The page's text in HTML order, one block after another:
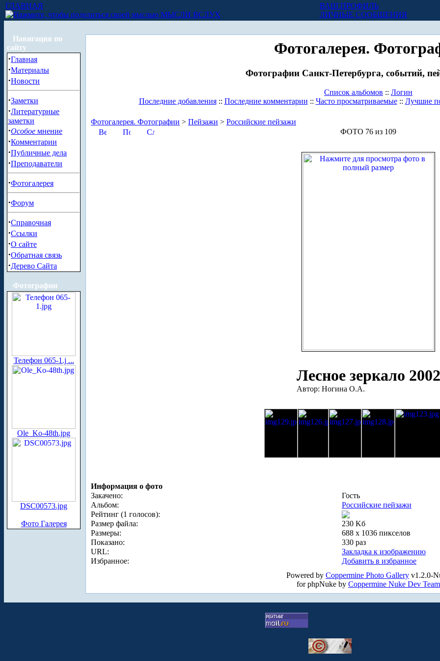
ГЛАВНАЯ
МЫСЛИ ВСЛУХ
ВАШ ПРОФИЛЬ
ЛИЧНЫЕ СООБЩЕНИЯ
Навигация по
сайту
·Главная
·Материалы
·Новости
·Заметки
·Литературные
заметки
·Особое мнение
·Комментарии
·Публичные дела
·Преподаватели
·Фотогалерея
·Форум
·Справочная
·Ссылки
·О сайте
·Обратная связь
·Дерево Сайта
Фотографии
Телефон 065-1.j ...
Ole_Ko-48th.jpg
DSC00573.jpg
Фото Галерея
Фотогалерея.
Фотографии Санкт-Петербурга, событий,
Список альбомов :: Логин
Последние добавления:: Последние комментарии :: Часто просматриваемые:: Лучшие
Фотогалерея. Фотографии > Пейзажи > Российские пейзажи
ФОТО 76 из 109
Лесное зеркало 2002
Автор: Ногина О.А.
Информация о фото
Закачено:
Гость
Альбом:
Российские пейзажи
Рейтинг (1 голосов):
Размер файла:
230 Kб
Размеры:
688 x 1036 пикселов
Показано:
330 раз
URL:
Закладка к изображению
Избранное:
Добавить в избранное
Powered by Coppermine Photo Gallery v1.2.0-
for phpNuke by Coppermine Nuke Dev Team